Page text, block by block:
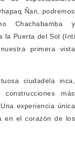
Ñan, podremos
Chachabamba y
la Puerta del Sol (Inti
primera vista
ciudadela inca,
más
experiencia única
en el corazón de los